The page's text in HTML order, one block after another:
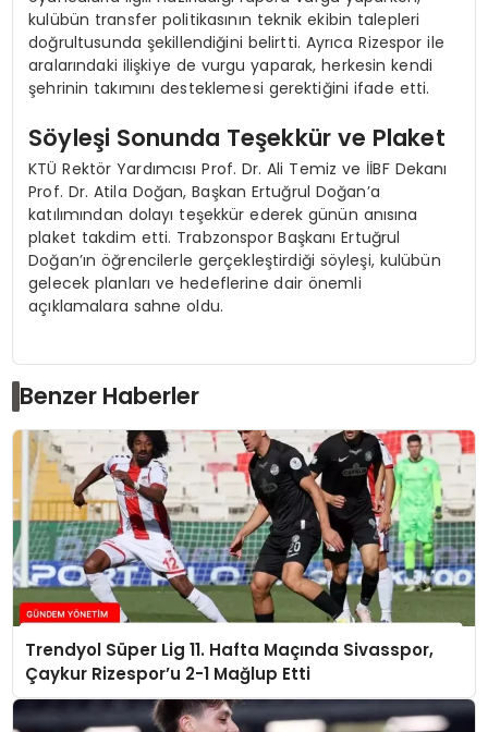
kulübün transfer politikasının teknik ekibin talepleri
doğrultusunda şekillendiğini belirtti. Ayrıca Rizespor ile
aralarındaki ilişkiye de vurgu yaparak, herkesin kendi
şehrinin takımını desteklemesi gerektiğini ifade etti.
Söyleşi Sonunda Teşekkür ve Plaket
KTÜ Rektör Yardımcısı Prof. Dr. Ali Temiz ve İİBF Dekanı
Prof. Dr. Atila Doğan, Başkan Ertuğrul Doğan’a
katılımından dolayı teşekkür ederek günün anısına
plaket takdim etti. Trabzonspor Başkanı Ertuğrul
Doğan’ın öğrencilerle gerçekleştirdiği söyleşi, kulübün
gelecek planları ve hedeflerine dair önemli
açıklamalara sahne oldu.
Benzer Haberler
Trendyol Süper Lig 11. Hafta Maçında Sivasspor,
Çaykur Rizespor’u 2-1 Mağlup Etti